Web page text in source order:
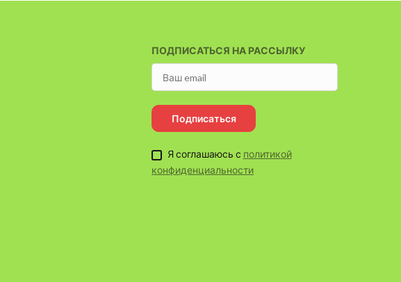
ПОДПИСАТЬСЯ НА РАССЫЛКУ
Подписаться
Я соглашаюсь с политикой
конфиденциальности